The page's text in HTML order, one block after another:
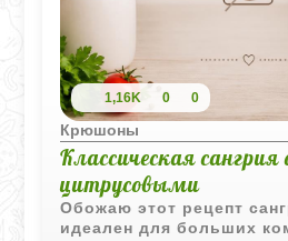
1,16K 0 0
Крюшоны
Классическая сангрия
цитрусовыми
Обожаю этот рецепт
идеален для больших